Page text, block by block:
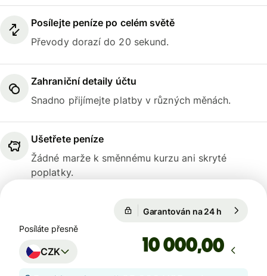
Posílejte peníze po celém světě
Převody dorazí do 20 sekund.
Zahraniční detaily účtu
Snadno přijímejte platby v různých měnách.
Ušetřete peníze
Žádné marže k směnnému kurzu ani skryté
poplatky.
Garantován na 24 h
Posíláte přesně
CZK ,00